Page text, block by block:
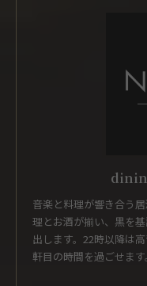
音楽と料理が響き合う
理とお酒が揃い、黒を
出します。22時以降は
軒目の時間を過ごせます。